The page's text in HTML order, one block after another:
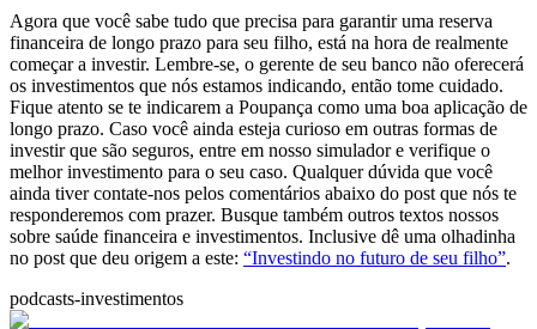
Agora que você sabe tudo que precisa para garantir uma reserva
financeira de longo prazo para seu filho, está na hora de realmente
começar a investir. Lembre-se, o gerente de seu banco não oferecerá
os investimentos que nós estamos indicando, então tome cuidado.
Fique atento se te indicarem a Poupança como uma boa aplicação de
longo prazo. Caso você ainda esteja curioso em outras formas de
investir que são seguros, entre em nosso simulador e verifique o
melhor investimento para o seu caso. Qualquer dúvida que você
ainda tiver contate-nos pelos comentários abaixo do post que nós te
responderemos com prazer. Busque também outros textos nossos
sobre saúde financeira e investimentos. Inclusive dê uma olhadinha
no post que deu origem a este: “Investindo no futuro de seu filho”.
podcasts-investimentos